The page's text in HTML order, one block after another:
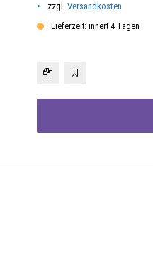
zzgl. Versandkosten
Lieferzeit: innert 4 Tagen